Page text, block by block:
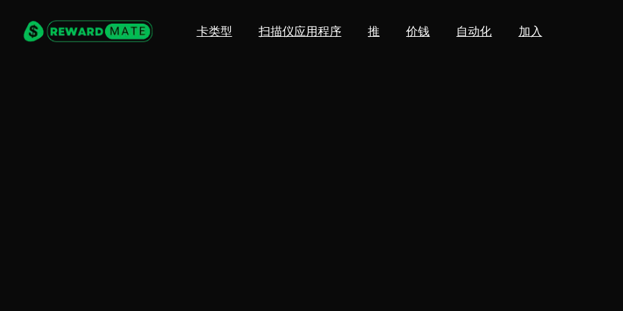
卡类型 扫描仪应用程序 推 价钱 自动化 加入